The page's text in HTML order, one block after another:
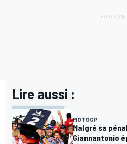
Lire aussi :
MOTOGP
Malgré sa
Giannantonio